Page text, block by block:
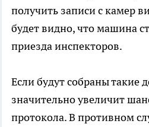
получить записи с камер
будет видно, что машина
приезда инспекторов.
Если будут собраны такие
значительно увеличит
протокола. В противном